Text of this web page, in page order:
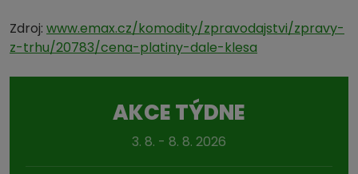
Zdroj: www.emax.cz/komodity/zpravodajstvi/zpravy-
z-trhu/20783/cena-platiny-dale-klesa
AKCE TÝDNE
3. 8. - 8. 8. 2026